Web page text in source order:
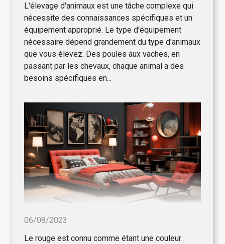
L'élevage d'animaux est une tâche complexe qui
nécessite des connaissances spécifiques et un
équipement approprié. Le type d'équipement
nécessaire dépend grandement du type d'animaux
que vous élevez. Des poules aux vaches, en
passant par les chevaux, chaque animal a des
besoins spécifiques en...
06/08/2023
Le rouge est connu comme étant une couleur